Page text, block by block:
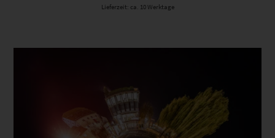
Lieferzeit: ca. 10 Werktage
Dieses Produkt weist mehrere Varianten auf. Die Optionen können auf der Produktseite gewählt werden